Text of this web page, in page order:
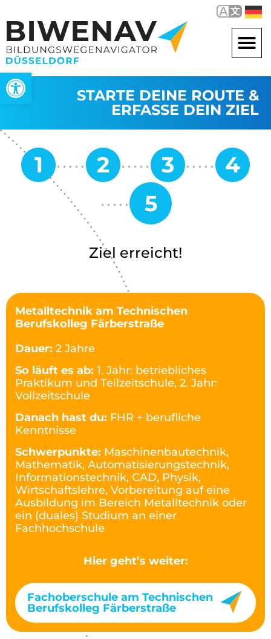
Open toolbar
STARTE DEINE ROUTE &
ERFASSE DEIN ZIEL
Ziel erreicht!
Metalltechnik am Technischen
Berufskolleg Färberstraße
Dauer: 2 Jahre
So läuft es ab: 1. Jahr: betriebliches
Praktikum und Teilzeitschule, 2. Jahr:
Vollzeitschule
Danach hast du: FHR + berufliche
Kenntnisse
Schwerpunkte: Maschinenbautechnik,
Mathematik, Automatisierungstechnik,
Informationstechnik, CAD, Physik,
Wirtschaftslehre, Vorbereitung auf eine
Ausbildung im Bereich Metalltechnik oder
ein (duales) Studium an einer
Fachhochschule
Hier geht’s weiter:
Fachoberschule am Technischen
Berufskolleg Färberstraße